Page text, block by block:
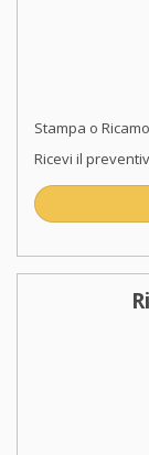
Stampa o
Ricevi il